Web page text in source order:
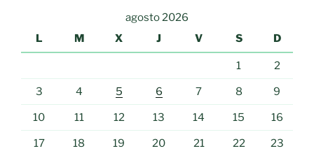
agosto 2026
L
M X J V S D
1 2
3 4 5 6 7 8 9
10 11 12 13 14 15 16
17 18 19 20 21 22 23